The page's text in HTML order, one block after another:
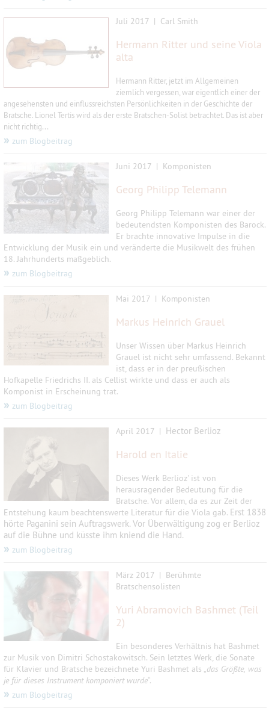
Juli 2017 | Carl Smith
Hermann Ritter und seine Viola
alta
Hermann Ritter, jetzt im Allgemeinen
ziemlich vergessen, war eigentlich einer der
angesehensten und einflussreichsten Persönlichkeiten in der Geschichte der
Bratsche. Lionel Tertis wird als der erste Bratschen-Solist betrachtet. Das ist aber
nicht richtig...
» zum Blogbeitrag
Juni 2017 | Komponisten
Georg Philipp Telemann
Georg Philipp Telemann war einer der
bedeutendsten Komponisten des Barock.
Er brachte innovative Impulse in die
Entwicklung der Musik ein und veränderte die Musikwelt des frühen
18. Jahrhunderts maßgeblich.
» zum Blogbeitrag
Mai 2017 | Komponisten
Markus Heinrich Grauel
Unser Wissen über Markus Heinrich
Grauel ist nicht sehr umfassend. Bekannt
ist, dass er in der preußischen
Hofkapelle Friedrichs II. als Cellist wirkte und dass er auch als
Komponist in Erscheinung trat.
» zum Blogbeitrag
April 2017 | Hector Berlioz
Harold en Italie
Dieses Werk Berlioz' ist von
herausragender Bedeutung für die
Bratsche. Vor allem, da es zur Zeit der
Entstehung kaum beachtenswerte Literatur für die Viola gab. Erst 1838
hörte Paganini sein Auftragswerk. Vor Überwältigung zog er Berlioz
auf die Bühne und küsste ihm kniend die Hand.
» zum Blogbeitrag
März 2017 | Berühmte
Bratschensolisten
Yuri Abramovich Bashmet (Teil
2)
Ein besonderes Verhältnis hat Bashmet
zur Musik von Dimitri Schostakowitsch. Sein letztes Werk, die Sonate
für Klavier und Bratsche bezeichnete Yuri Bashmet als „das Größte, was
je für dieses Instrument komponiert wurde“.
» zum Blogbeitrag